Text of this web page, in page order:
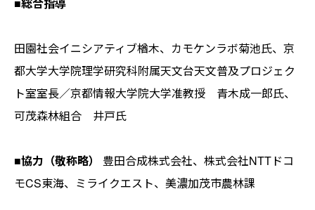
■総合指導
田園社会イニシアティブ楢木、カモケンラボ菊池氏、京
都大学大学院理学研究科附属天文台天文普及プロジェク
ト室室長／京都情報大学院大学准教授 青木成一郎氏、
可茂森林組合 井戸氏
■協力（敬称略）
豊田合成株式会社、株式会社NTTドコ
モCS東海、ミライクエスト、美濃加茂市農林課